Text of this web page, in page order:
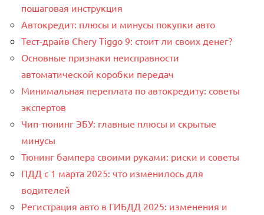
пошаговая инструкция
Автокредит: плюсы и минусы покупки авто
Тест-драйв Chery Tiggo 9: стоит ли своих денег?
Основные признаки неисправности
автоматической коробки передач
Минимальная переплата по автокредиту: советы
экспертов
Чип-тюнинг ЭБУ: главные плюсы и скрытые
минусы
Тюнинг бампера своими руками: риски и советы
ПДД с 1 марта 2025: что изменилось для
водителей
Регистрация авто в ГИБДД 2025: изменения и